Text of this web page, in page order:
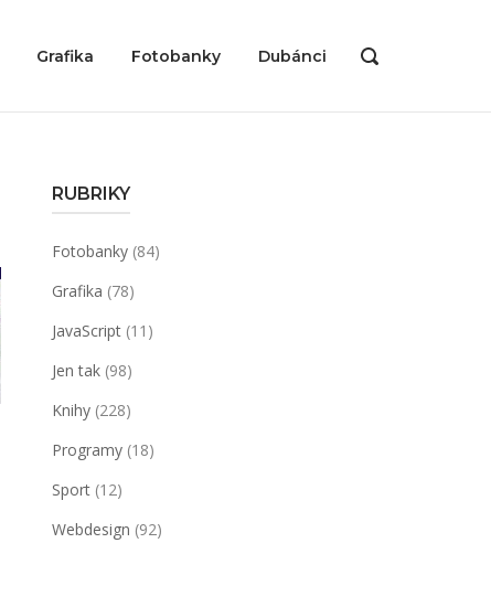
Grafika Fotobanky Dubánci
OPEN
RUBRIKY
Fotobanky(84)
Grafika (78)
JavaScript(11)
Jen tak(98)
Knihy(228)
Programy(18)
Sport(12)
Webdesign (92)